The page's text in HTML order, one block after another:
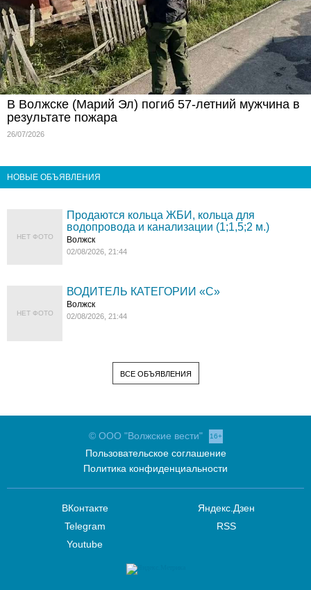
В Волжске (Марий Эл) погиб 57-летний мужчина в
результате пожара
26/07/2026
НОВЫЕ ОБЪЯВЛЕНИЯ
НЕТ ФОТО
Продаются кольца ЖБИ, кольца для
водопровода и канализации (1;1,5;2 м.)
Волжск
02/08/2026, 21:44
НЕТ ФОТО
ВОДИТЕЛЬ КАТЕГОРИИ «C»
Волжск
02/08/2026, 21:44
ВСЕ ОБЪЯВЛЕНИЯ
© ООО "Волжские вести" 16+
Пользовательское соглашение
Политика конфиденциальности
ВКонтакте
Telegram
Youtube
Яндекс.Дзен
RSS